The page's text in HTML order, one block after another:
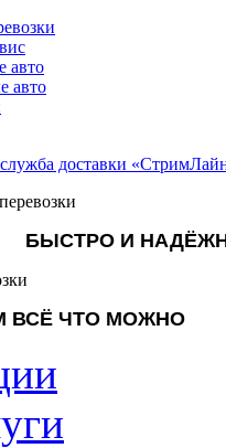
авто
авто
БЫСТРО И
ВСЁ ЧТО МОЖНО